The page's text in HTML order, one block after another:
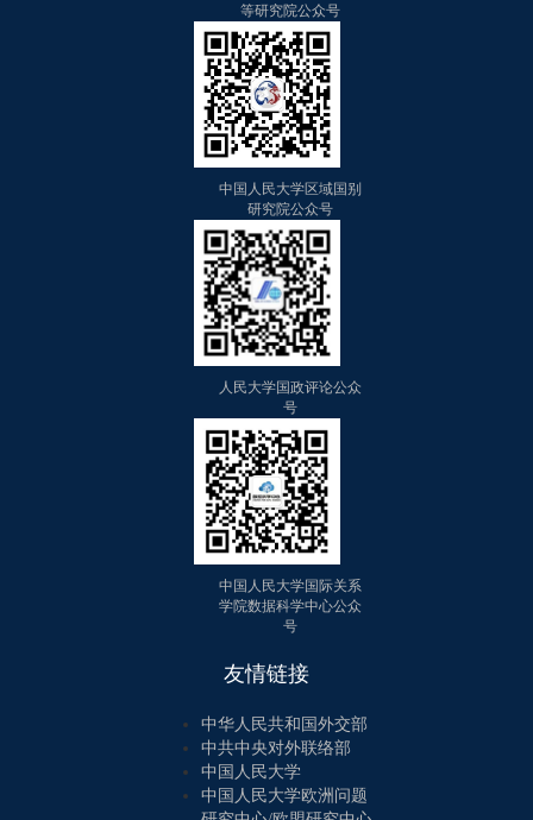
等研究院公众号
中国人民大学区域国别
研究院公众号
人民大学国政评论公众
号
中国人民大学国际关系
学院数据科学中心公众
号
友情链接
中华人民共和国外交部
中共中央对外联络部
中国人民大学
中国人民大学欧洲问题